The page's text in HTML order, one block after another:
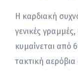
Η καρδιακή
γενικές
κυμαίνεται από
τακτική